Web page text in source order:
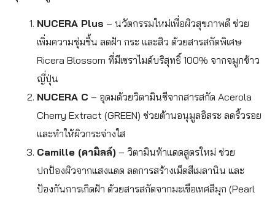
NUCERA Plus – นวัตกรรมใหม่เพื่อผิวสุขภาพดี ช่วย
เพิ่มความชุ่มชื้น ลดฝ้า กระ และสิว ด้วยสารสกัดพิเศษ
Ricera Blossom ที่มีเซราไมด์บริสุทธิ์ 100% จากจมูกข้าว
ญี่ปุ่น
NUCERA C – อุดมด้วยวิตามินซีจากสารสกัด Acerola
Cherry Extract (GREEN) ช่วยต้านอนุมูลอิสระ ลดริ้วรอย
และทำให้ผิวกระจ่างใส
Camille (คามิลล์) – วิตามินท้าแดดสูตรใหม่ ช่วย
ปกป้องผิวจากแสงแดด ลดการสร้างเม็ดสีเมลานิน และ
ป้องกันการเกิดฝ้า ด้วยสารสกัดจากมะเขือเทศสีมุก (Pearl